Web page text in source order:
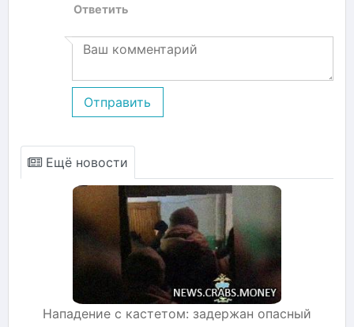
Ответить
Отправить
Ещё новости
Нападение с кастетом: задержан опасный